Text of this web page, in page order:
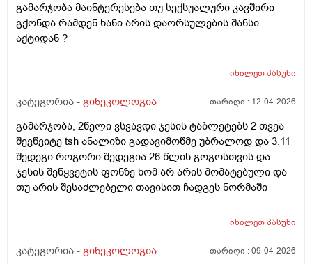
გამარჯობა მაინტერესება თუ სექსუალური კავშირი
გქონდა რამდენ ხანი არის დაორსულების შანსი
აქტიდან ?
იხილეთპასუხი
კატეგორია - გინეკოლოგია თარიღი : 12-04-2026
გამარჯობა, 2წელი ვსვავდი ჯესის ტაბლეტებს 2 თვეა
შევწვიტე tsh ანალიზი გადავიმოწმე უბრალოდ და 3.11
შედეგი.როგორი შედეგია 26 წლის გოგოსთვის და
ჯესის შეწყვეტის ფონზე ხომ არ არის მომატებული და
თუ არის შესაძლებელი თავისით ჩადგეს ნორმაში
იხილეთპასუხი
კატეგორია - გინეკოლოგია თარიღი :09-04-2026